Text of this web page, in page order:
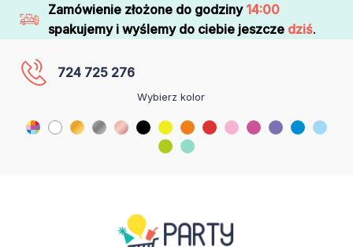
Zamówienie złożone do godziny 14:00
spakujemy i wyślemy do ciebie jeszcze dziś.
724 725 276
Wybierz kolor